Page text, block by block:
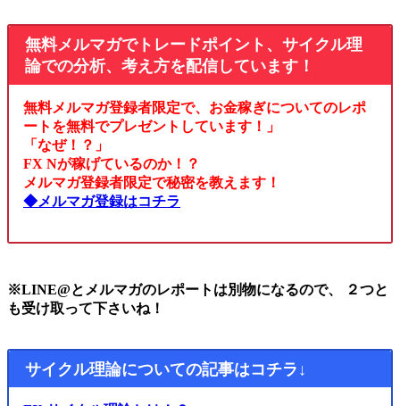
無料メルマガでトレードポイント、サイクル理
論での分析、考え方を配信しています！
無料メルマガ登録者限定で、お金稼ぎについてのレポ
ートを無料でプレゼントしています！」
「なぜ！？」
FX Nが稼げているのか！？
メルマガ登録者限定で秘密を教えます！
◆メルマガ登録はコチラ
※LINE@とメルマガのレポートは別物になるので、 ２つと
も受け取って下さいね！
サイクル理論についての記事はコチラ↓